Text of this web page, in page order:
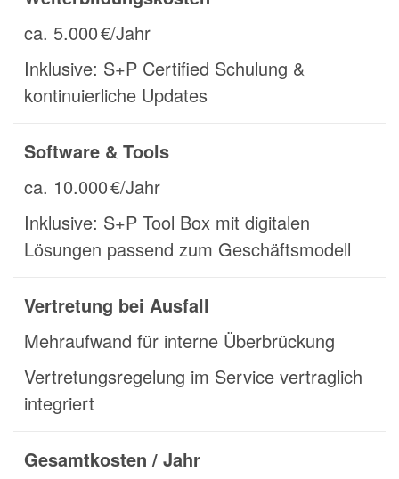
ca. 5.000 €/Jahr
Inklusive: S+P Certified Schulung &
kontinuierliche Updates
Software & Tools
ca. 10.000 €/Jahr
Inklusive: S+P Tool Box mit digitalen
Lösungen passend zum Geschäftsmodell
Vertretung bei Ausfall
Mehraufwand für interne Überbrückung
Vertretungsregelung im Service vertraglich
integriert
Gesamtkosten / Jahr